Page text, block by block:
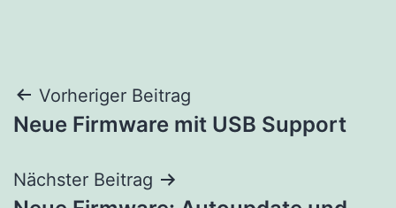
Beitragsnavigation
Vorheriger Beitrag
Neue Firmware mit USB Support
Nächster Beitrag